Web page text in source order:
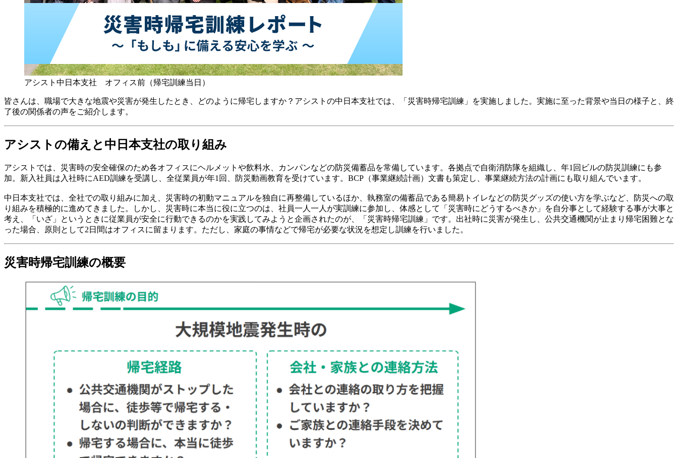
アシスト中日本支社 オフィス前（帰宅訓練当日）
皆さんは、職場で大きな地震や災害が発生したとき、どのように帰宅しますか？アシストの中日本支社では、「災害時帰宅訓練」を実施しました。実施に至った背景や当日の様子と、終
了後の関係者の声をご紹介します。
アシストの備えと中日本支社の取り組み
アシストでは、災害時の安全確保のため各オフィスにヘルメットや飲料水、カンパンなどの防災備蓄品を常備しています。各拠点で自衛消防隊を組織し、年1回ビルの防災訓練にも参
加。新入社員は入社時にAED訓練を受講し、全従業員が年1回、防災動画教育を受けています。BCP（事業継続計画）文書も策定し、事業継続方法の計画にも取り組んでいます。
中日本支社では、全社での取り組みに加え、災害時の初動マニュアルを独自に再整備しているほか、執務室の備蓄品である簡易トイレなどの防災グッズの使い方を学ぶなど、防災への取
り組みを積極的に進めてきました。しかし、災害時に本当に役に立つのは、社員一人一人が実訓練に参加し、体感として「災害時にどうするべきか」を自分事として経験する事が大事と
考え、「いざ」というときに従業員が安全に行動できるのかを実践してみようと企画されたのが、「災害時帰宅訓練」です。出社時に災害が発生し、公共交通機関が止まり帰宅困難とな
った場合、原則として2日間はオフィスに留まります。ただし、家庭の事情などで帰宅が必要な状況を想定し訓練を行いました。
災害時帰宅訓練の概要